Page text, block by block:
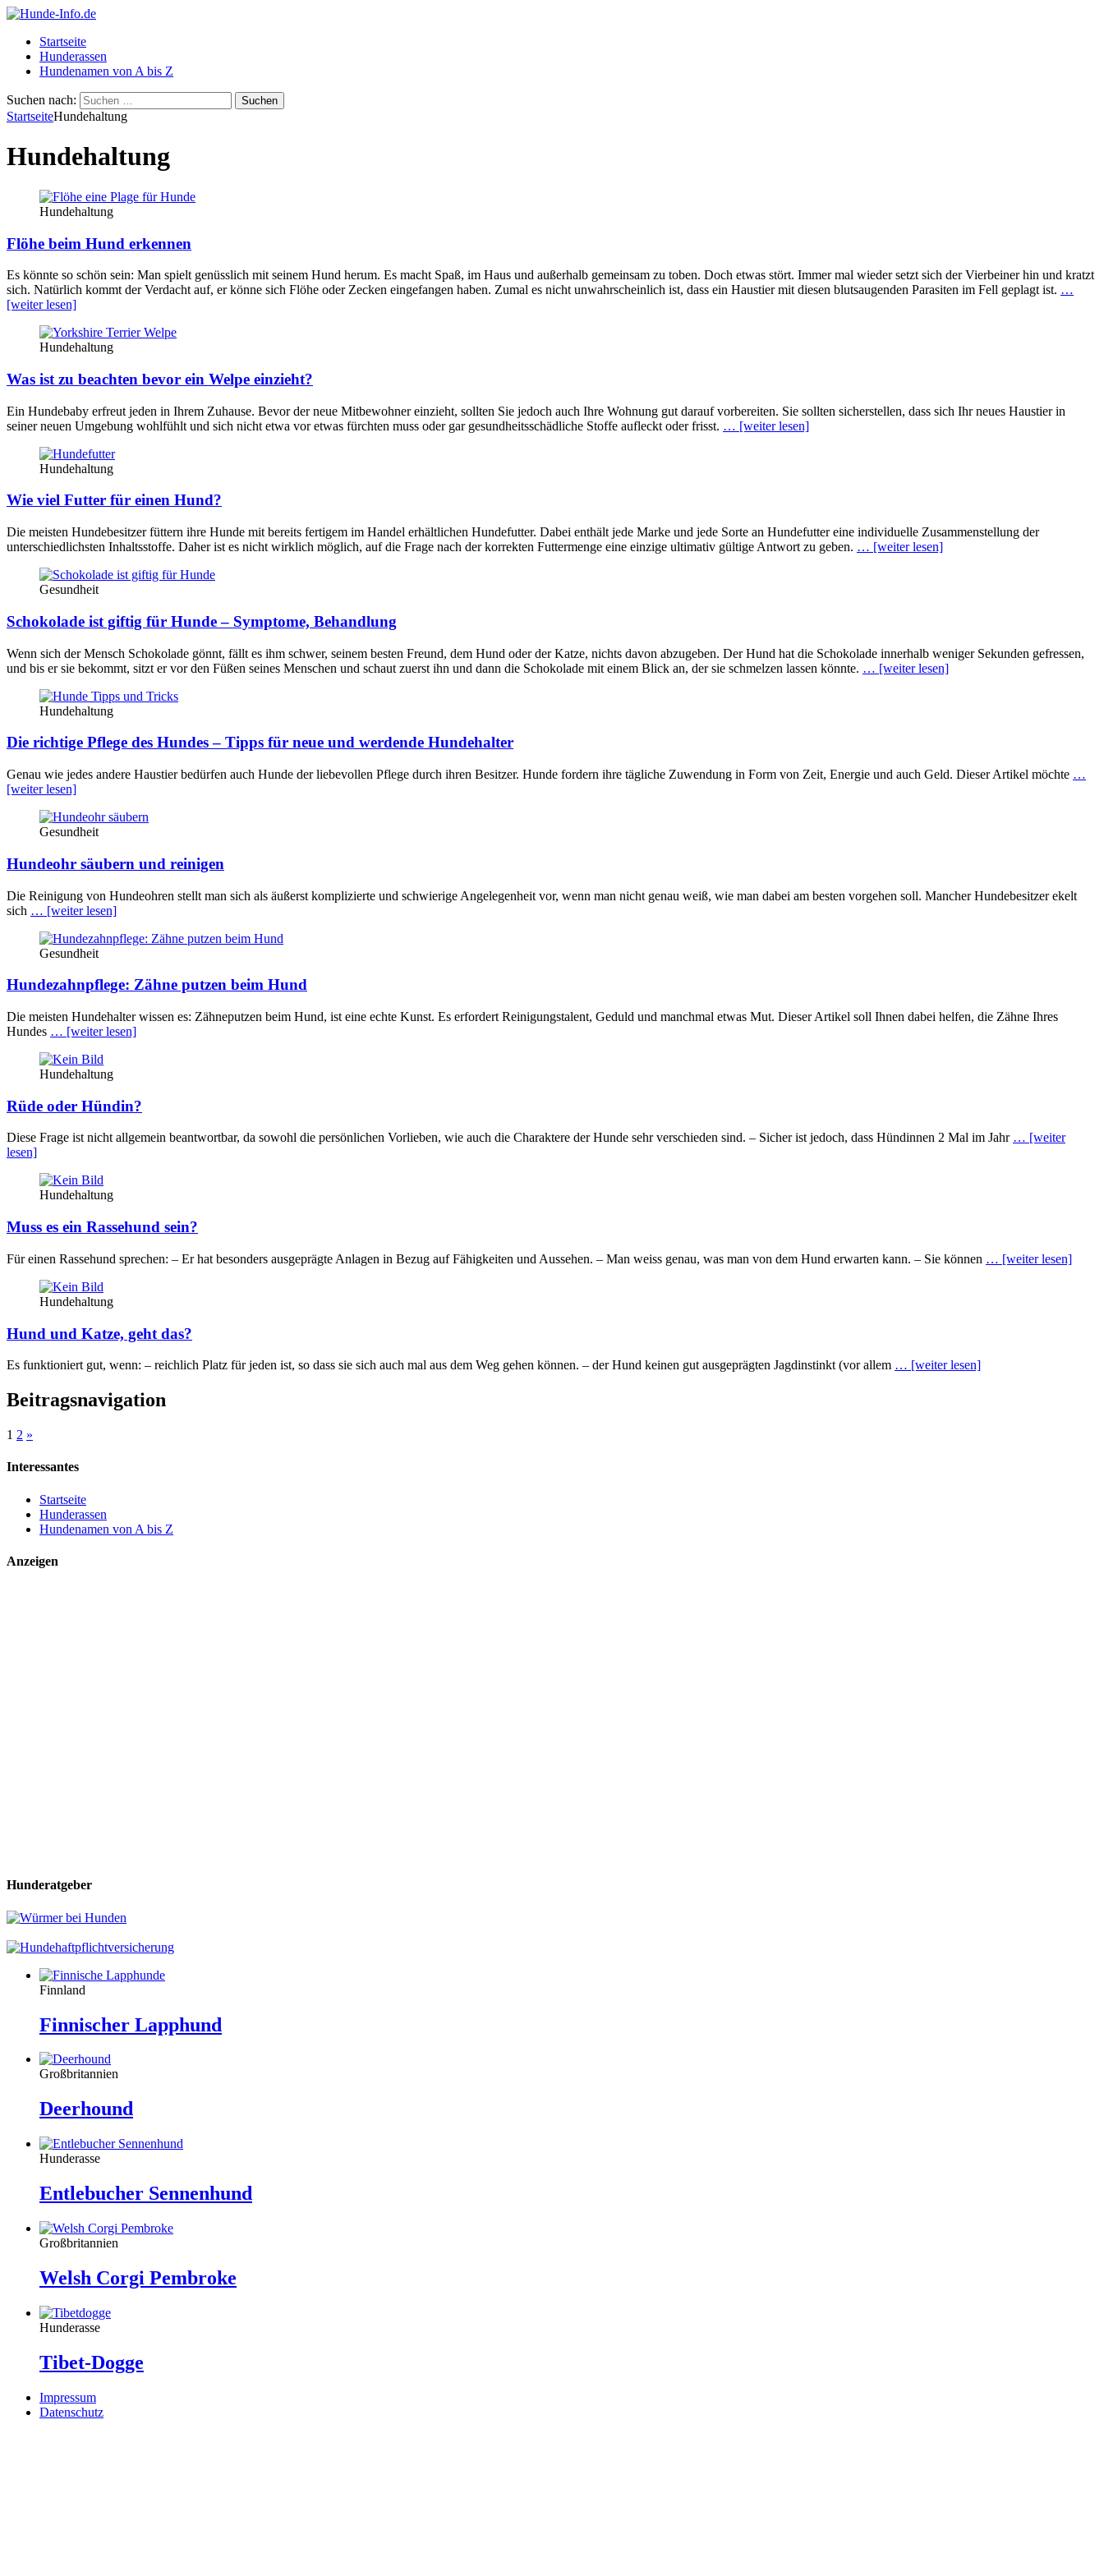
Startseite
Hunderassen
Hundenamen von A bis Z
Suchen nach:
StartseiteHundehaltung
Hundehaltung
Hundehaltung
Flöhe beim Hund erkennen
Es könnte so schön sein: Man spielt genüsslich mit seinem Hund herum. Es macht Spaß, im Haus und außerhalb gemeinsam zu toben. Doch etwas stört. Immer mal wieder setzt sich der Vierbeiner hin und kratzt
sich. Natürlich kommt der Verdacht auf, er könne sich Flöhe oder Zecken eingefangen haben. Zumal es nicht unwahrscheinlich ist, dass ein Haustier mit diesen blutsaugenden Parasiten im Fell geplagt ist. …
[weiter lesen]
Hundehaltung
Was ist zu beachten bevor ein Welpe einzieht?
Ein Hundebaby erfreut jeden in Ihrem Zuhause. Bevor der neue Mitbewohner einzieht, sollten Sie jedoch auch Ihre Wohnung gut darauf vorbereiten. Sie sollten sicherstellen, dass sich Ihr neues Haustier in
seiner neuen Umgebung wohlfühlt und sich nicht etwa vor etwas fürchten muss oder gar gesundheitsschädliche Stoffe aufleckt oder frisst. … [weiter lesen]
Hundehaltung
Wie viel Futter für einen Hund?
Die meisten Hundebesitzer füttern ihre Hunde mit bereits fertigem im Handel erhältlichen Hundefutter. Dabei enthält jede Marke und jede Sorte an Hundefutter eine individuelle Zusammenstellung der
unterschiedlichsten Inhaltsstoffe. Daher ist es nicht wirklich möglich, auf die Frage nach der korrekten Futtermenge eine einzige ultimativ gültige Antwort zu geben. … [weiter lesen]
Gesundheit
Schokolade ist giftig für Hunde – Symptome, Behandlung
Wenn sich der Mensch Schokolade gönnt, fällt es ihm schwer, seinem besten Freund, dem Hund oder der Katze, nichts davon abzugeben. Der Hund hat die Schokolade innerhalb weniger Sekunden gefressen,
und bis er sie bekommt, sitzt er vor den Füßen seines Menschen und schaut zuerst ihn und dann die Schokolade mit einem Blick an, der sie schmelzen lassen könnte. … [weiter lesen]
Hundehaltung
Die richtige Pflege des Hundes – Tipps für neue und werdende Hundehalter
Genau wie jedes andere Haustier bedürfen auch Hunde der liebevollen Pflege durch ihren Besitzer. Hunde fordern ihre tägliche Zuwendung in Form von Zeit, Energie und auch Geld. Dieser Artikel möchte …
[weiter lesen]
Gesundheit
Hundeohr säubern und reinigen
Die Reinigung von Hundeohren stellt man sich als äußerst komplizierte und schwierige Angelegenheit vor, wenn man nicht genau weiß, wie man dabei am besten vorgehen soll. Mancher Hundebesitzer ekelt
sich … [weiter lesen]
Gesundheit
Hundezahnpflege: Zähne putzen beim Hund
Die meisten Hundehalter wissen es: Zähneputzen beim Hund, ist eine echte Kunst. Es erfordert Reinigungstalent, Geduld und manchmal etwas Mut. Dieser Artikel soll Ihnen dabei helfen, die Zähne Ihres
Hundes … [weiter lesen]
Hundehaltung
Rüde oder Hündin?
Diese Frage ist nicht allgemein beantwortbar, da sowohl die persönlichen Vorlieben, wie auch die Charaktere der Hunde sehr verschieden sind. – Sicher ist jedoch, dass Hündinnen 2 Mal im Jahr … [weiter
lesen]
Hundehaltung
Muss es ein Rassehund sein?
Für einen Rassehund sprechen: – Er hat besonders ausgeprägte Anlagen in Bezug auf Fähigkeiten und Aussehen. – Man weiss genau, was man von dem Hund erwarten kann. – Sie können … [weiter lesen]
Hundehaltung
Hund und Katze, geht das?
Es funktioniert gut, wenn: – reichlich Platz für jeden ist, so dass sie sich auch mal aus dem Weg gehen können. – der Hund keinen gut ausgeprägten Jagdinstinkt (vor allem … [weiter lesen]
Beitragsnavigation
1 2 »
Interessantes
Startseite
Hunderassen
Hundenamen von A bis Z
Anzeigen
Hunderatgeber
Finnland
Finnischer Lapphund
Großbritannien
Deerhound
Hunderasse
Entlebucher Sennenhund
Großbritannien
Welsh Corgi Pembroke
Hunderasse
Tibet-Dogge
Impressum
Datenschutz